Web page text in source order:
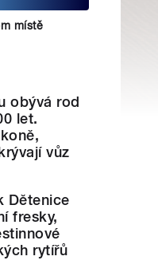
místě
obývá rod
let.
vůz
Dětenice
fresky,
rytířů